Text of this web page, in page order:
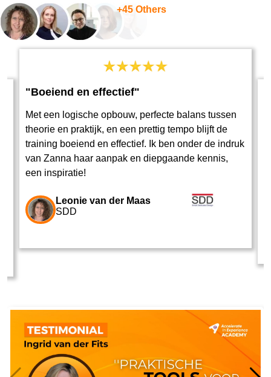
+45 Others
"Boeiend en effectief"
Met een logische opbouw, perfecte balans tussen
theorie en praktijk, en een prettig tempo blijft de
training boeiend en effectief. Ik ben onder de indruk
van Zanna haar aanpak en diepgaande kennis,
een inspiratie!
Leonie van der Maas
SDD